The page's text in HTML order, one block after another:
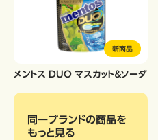
新商品
メントス DUO マスカット＆ソーダ
同一ブランドの商品を
もっと見る